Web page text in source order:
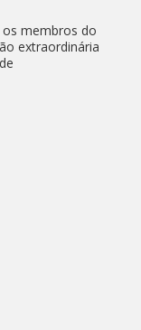
membros do
extraordinária